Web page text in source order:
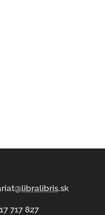
libralibris.sk
717 827